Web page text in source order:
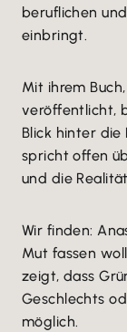
beruflichen
einbringt.
Mit ihrem
veröffentlicht,
Blick hinter die
spricht offen
und die
Wir finden:
Mut fassen
zeigt, dass
Geschlechts
möglich.